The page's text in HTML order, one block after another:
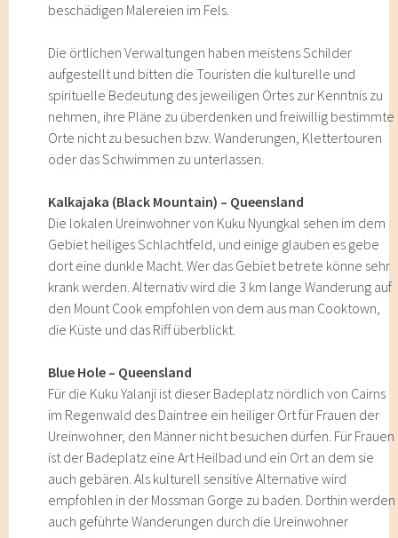
beschädigen Malereien im Fels.
Die örtlichen Verwaltungen haben meistens Schilder
aufgestellt und bitten die Touristen die kulturelle und
spirituelle Bedeutung des jeweiligen Ortes zur Kenntnis zu
nehmen, ihre Pläne zu überdenken und freiwillig bestimmte
Orte nicht zu besuchen bzw. Wanderungen, Klettertouren
oder das Schwimmen zu unterlassen.
Kalkajaka (Black Mountain) – Queensland
Die lokalen Ureinwohner von Kuku Nyungkal sehen im dem
Gebiet heiliges Schlachtfeld, und einige glauben es gebe
dort eine dunkle Macht. Wer das Gebiet betrete könne sehr
krank werden. Alternativ wird die 3 km lange Wanderung auf
den Mount Cook empfohlen von dem aus man Cooktown,
die Küste und das Riff überblickt.
Blue Hole – Queensland
Für die Kuku Yalanji ist dieser Badeplatz nördlich von Cairns
im Regenwald des Daintree ein heiliger Ort für Frauen der
Ureinwohner, den Männer nicht besuchen dürfen. Für Frauen
ist der Badeplatz eine Art Heilbad und ein Ort an dem sie
auch gebären. Als kulturell sensitive Alternative wird
empfohlen in der Mossman Gorge zu baden. Dorthin werden
auch geführte Wanderungen durch die Ureinwohner